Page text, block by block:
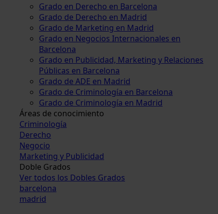
Grado en Derecho en Barcelona
Grado de Derecho en Madrid
Grado de Marketing en Madrid
Grado en Negocios Internacionales en
Barcelona
Grado en Publicidad, Marketing y Relaciones
Públicas en Barcelona
Grado de ADE en Madrid
Grado de Criminología en Barcelona
Grado de Criminología en Madrid
Áreas de conocimiento
Criminología
Derecho
Negocio
Marketing y Publicidad
Doble Grados
Ver todos los Dobles Grados
barcelona
madrid